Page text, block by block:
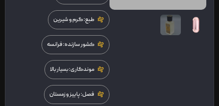
طبع: گرم و شیرین
کشور سازنده: فرانسه
موندگاری: بسیار بالا
فصل: پاییز و زمستان